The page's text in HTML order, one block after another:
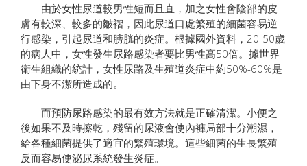
由於女性尿道較男性短而且直，加之女性會陰部的皮
膚有較深、較多的皺褶，因此尿道口處繁殖的細菌容易逆
行感染，引起尿道和膀胱的炎症。根據國外資料，20-50歲
的病人中，女性發生尿路感染者要比男性高50倍。據世界
衛生組織的統計，女性尿路及生殖道炎症中約50%-60%是
由下身不潔所造成的。
而預防尿路感染的最有效方法就是正確清潔。小便之
後如果不及時擦乾，殘留的尿液會使內褲局部十分潮濕，
給各種細菌提供了適宜的繁殖環境。這些細菌的生長繁殖
反而容易使泌尿系統發生炎症。